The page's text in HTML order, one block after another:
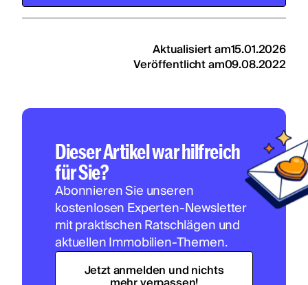
Aktualisiert am15.01.2026
Veröffentlicht am09.08.2022
Dieser Artikel war hilfreich
für Sie?
Abonnieren Sie unseren
kostenlosen Experten-Newsletter
mit praktischen Ratschlägen und
aktuellen Immobilien-Themen.
Jetzt anmelden und nichts